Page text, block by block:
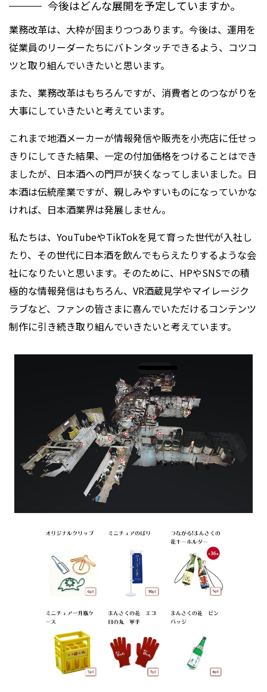
今後はどんな展開を予定していますか。
業務改革は、大枠が固まりつつあります。今後は、運用を
従業員のリーダーたちにバトンタッチできるよう、コツコ
ツと取り組んでいきたいと思います。
また、業務改革はもちろんですが、消費者とのつながりを
大事にしていきたいと考えています。
これまで地酒メーカーが情報発信や販売を小売店に任せっ
きりにしてきた結果、一定の付加価格をつけることはでき
ましたが、日本酒への門戸が狭くなってしまいました。日
本酒は伝統産業ですが、親しみやすいものになっていかな
ければ、日本酒業界は発展しません。
私たちは、YouTubeやTikTokを見て育った世代が入社し
たり、その世代に日本酒を飲んでもらえたりするような会
社になりたいと思います。そのために、HPやSNSでの積
極的な情報発信はもちろん、VR酒蔵見学やマイレージク
ラブなど、ファンの皆さまに喜んでいただけるコンテンツ
制作に引き続き取り組んでいきたいと考えています。